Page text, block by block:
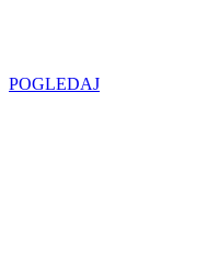
POGLEDAJ